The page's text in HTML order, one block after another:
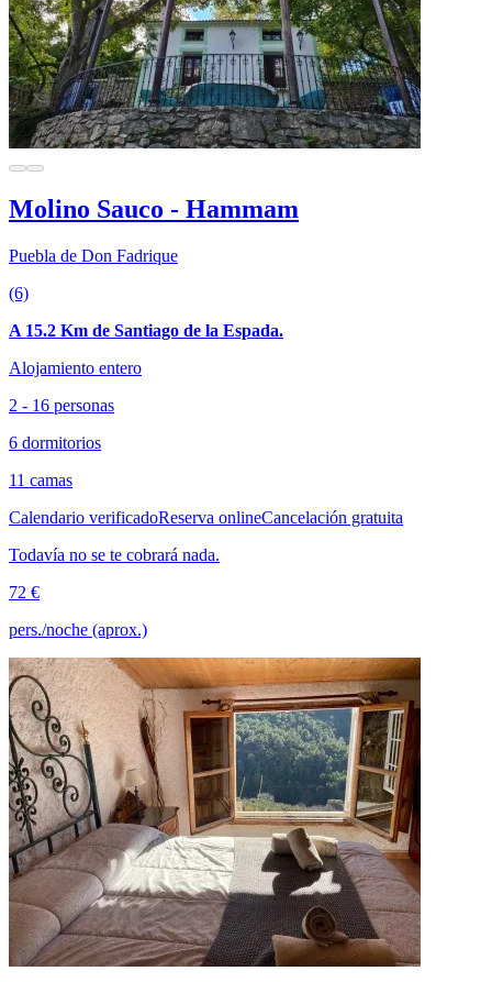
Molino Sauco - Hammam
Puebla de Don Fadrique
(6)
A 15.2 Km de Santiago de la Espada.
Alojamiento entero
2 - 16 personas
6 dormitorios
11 camas
Calendario verificadoReserva onlineCancelación gratuita
Todavía no se te cobrará nada.
72 €
pers./noche (aprox.)